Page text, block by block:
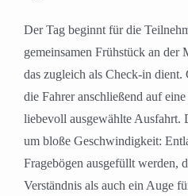
Der Tag beginnt für die
gemeinsamen Frühstück an
das zugleich als Check-in dient.
die Fahrer anschließend auf
liebevoll ausgewählte Ausfahrt.
um bloße Geschwindigkeit:
Fragebögen ausgefüllt werden,
Verständnis als auch ein Auge